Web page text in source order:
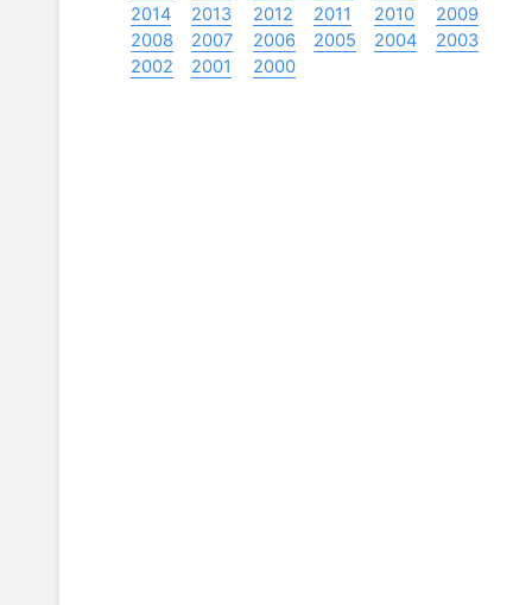
2014
2013 2012 2011 2010
2009
2008
2007 2006 2005 2004
2003
2002
2001 2000